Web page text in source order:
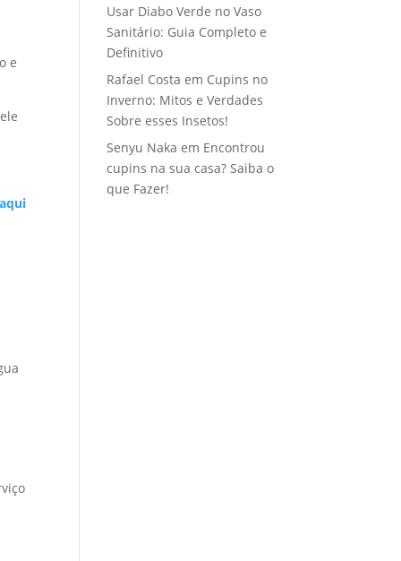
e
Usar Diabo Verde no Vaso
Sanitário: Guia Completo e
Definitivo
Rafael Costa em Cupins no
Inverno: Mitos e Verdades
Sobre esses Insetos!
Senyu Naka em Encontrou
cupins na sua casa? Saiba o
que Fazer!